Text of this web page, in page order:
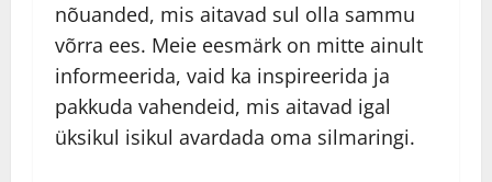
nõuanded, mis aitavad sul olla sammu
võrra ees. Meie eesmärk on mitte ainult
informeerida, vaid ka inspireerida ja
pakkuda vahendeid, mis aitavad igal
üksikul isikul avardada oma silmaringi.